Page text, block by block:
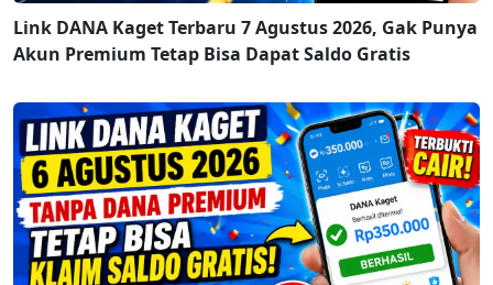
Link DANA Kaget Terbaru 7 Agustus 2026, Gak Punya
Akun Premium Tetap Bisa Dapat Saldo Gratis